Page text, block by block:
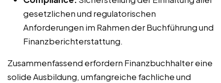
gesetzlichen und regulatorischen
Anforderungen im Rahmen der Buchführung und
Finanzberichterstattung.
Zusammenfassend erfordern Finanzbuchhalter eine
solide Ausbildung, umfangreiche fachliche und